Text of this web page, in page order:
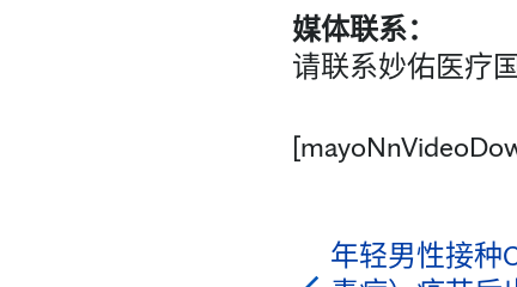
媒体联系：
请联系妙佑医疗
年轻男性接种